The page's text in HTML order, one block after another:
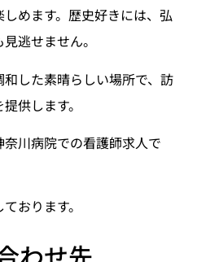
めます。歴史好きには、弘
逃せません。
した素晴らしい場所で、訪
供します。
川病院での看護師求人で
おります。